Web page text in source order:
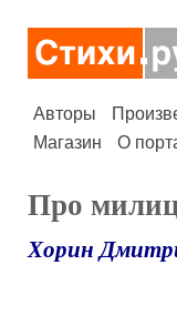
Авторы
Магазин
О
Про
Хорин